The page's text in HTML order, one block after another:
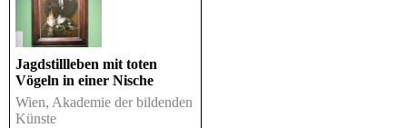
Jagdstillleben mit toten
Vögeln in einer Nische
Wien, Akademie der bildenden
Künste